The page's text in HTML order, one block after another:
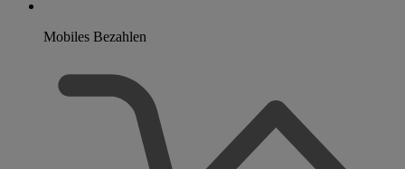
Mobiles Bezahlen